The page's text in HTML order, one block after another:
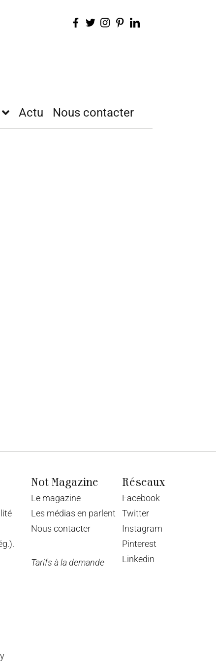
Actu Nous contacter
Not Magazine
Le magazine
Les médias en parlent
Nous contacter
Tarifs à la demande
Réseaux
Facebook
Twitter
Instagram
Pinterest
Linkedin